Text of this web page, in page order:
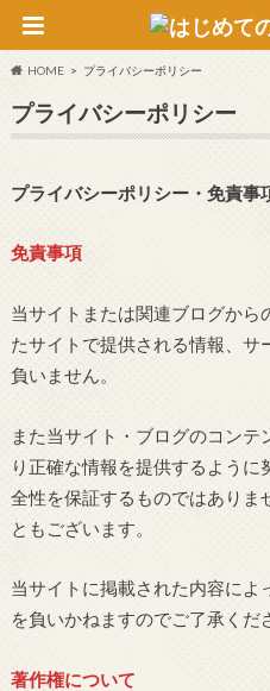
HOME プライバシーポリシー
プライバシーポリシー
プライバシーポリシー・免責事
免責事項
当サイトまたは関連ブログから
たサイトで提供される情報、サ
負いません。
また当サイト・ブログのコン
り正確な情報を提供するよう
全性を保証するものではありま
ともございます。
当サイトに掲載された内容に
を負いかねますのでご了承くだ
著作権について